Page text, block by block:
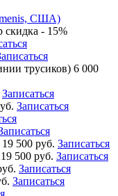
США)
скидка - 15%
трусиков) 6 000
Записаться
Записаться
19 500 руб. Записаться
19 500 руб. Записаться
Записаться
Записаться